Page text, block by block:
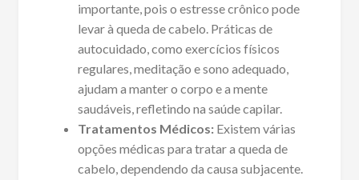
importante, pois o estresse crônico pode
levar à queda de cabelo. Práticas de
autocuidado, como exercícios físicos
regulares, meditação e sono adequado,
ajudam a manter o corpo e a mente
saudáveis, refletindo na saúde capilar.
Tratamentos Médicos:Existem várias
opções médicas para tratar a queda de
cabelo, dependendo da causa subjacente.